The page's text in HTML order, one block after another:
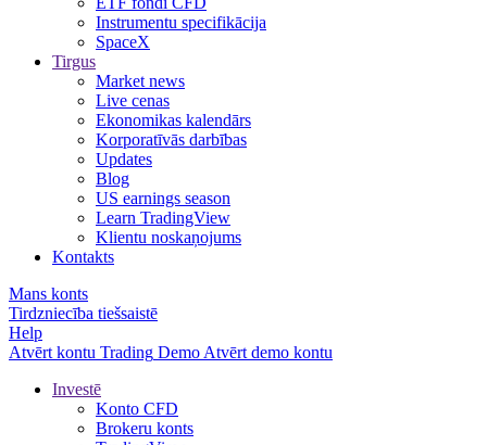
Instrumentu specifikācija
SpaceX
Tirgus
Market news
Live cenas
Ekonomikas kalendārs
Korporatīvās darbības
Updates
Blog
US earnings season
Learn TradingView
Klientu noskaņojums
Kontakts
Mans konts
Tirdzniecība tiešsaistē
Help
Atvērt kontu Trading Demo Atvērt demo kontu
Investē
Konto CFD
Brokeru konts